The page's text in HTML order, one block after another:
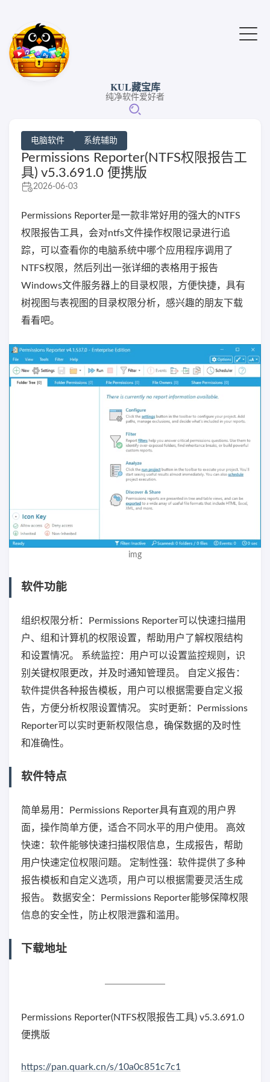
KUL藏宝库
纯净软件爱好者
电脑软件 系统辅助
Permissions Reporter(NTFS权限报告工
具) v5.3.691.0 便携版
2026-06-03
Permissions Reporter是一款非常好用的强大的NTFS
权限报告工具，会对ntfs文件操作权限记录进行追
踪，可以查看你的电脑系统中哪个应用程序调用了
NTFS权限，然后列出一张详细的表格用于报告
Windows文件服务器上的目录权限，方便快捷，具有
树视图与表视图的目录权限分析，感兴趣的朋友下载
看看吧。
img
软件功能
组织权限分析：Permissions Reporter可以快速扫描用
户、组和计算机的权限设置，帮助用户了解权限结构
和设置情况。 系统监控：用户可以设置监控规则，识
别关键权限更改，并及时通知管理员。 自定义报告：
软件提供各种报告模板，用户可以根据需要自定义报
告，方便分析权限设置情况。 实时更新：Permissions
Reporter可以实时更新权限信息，确保数据的及时性
和准确性。
软件特点
简单易用：Permissions Reporter具有直观的用户界
面，操作简单方便，适合不同水平的用户使用。 高效
快速：软件能够快速扫描权限信息，生成报告，帮助
用户快速定位权限问题。 定制性强：软件提供了多种
报告模板和自定义选项，用户可以根据需要灵活生成
报告。 数据安全：Permissions Reporter能够保障权限
信息的安全性，防止权限泄露和滥用。
下载地址
Permissions Reporter(NTFS权限报告工具) v5.3.691.0
便携版
https://pan.quark.cn/s/10a0c851c7c1